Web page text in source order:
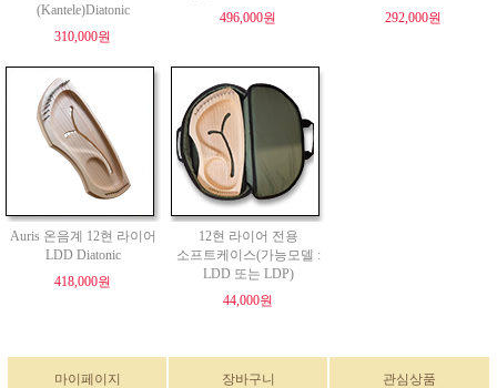
(Kantele)Diatonic
310,000원
496,000원
292,000원
Auris 온음계 12현 라이어
LDD Diatonic
418,000원
12현 라이어 전용
소프트케이스(가능모델 :
LDD 또는 LDP)
44,000원
마이페이지 장바구니 관심상품